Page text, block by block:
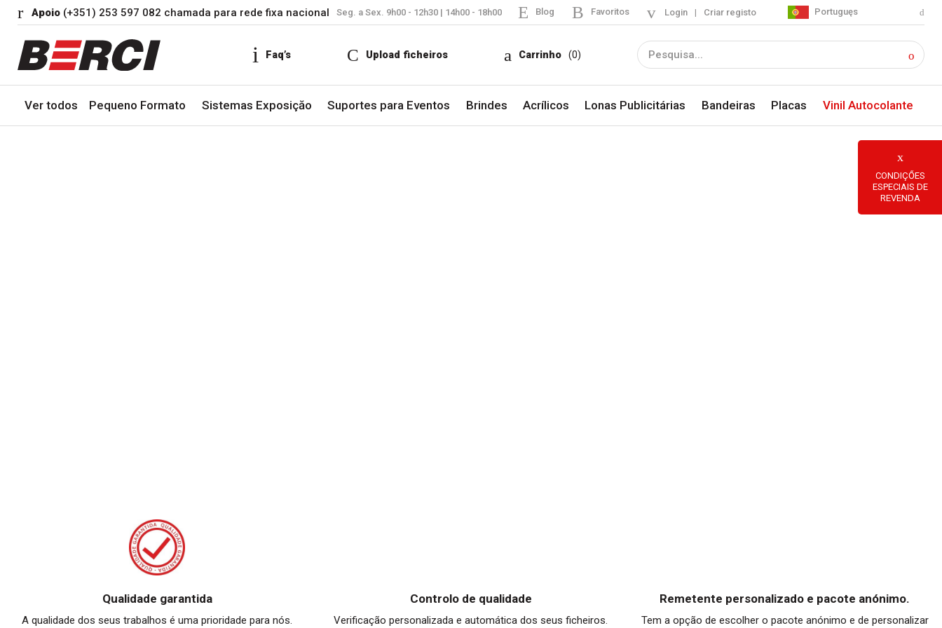
Apoio (+351) 253 597 082 chamada para rede fixa nacional Seg. a Sex. 9h00 - 12h30 | 14h00 - 18h00 Blog Favoritos Login | Criar registo Portuguęs
Faq’s Upload ficheiros Carrinho (0)
Ver todos Pequeno Formato Sistemas Exposiçăo Suportes para Eventos Brindes Acrílicos Lonas Publicitárias Bandeiras Placas Vinil Autocolante
Qualidade garantida
A qualidade dos seus trabalhos é uma prioridade para nós.
Controlo de qualidade
Verificação personalizada e automática dos seus ficheiros.
Remetente personalizado e pacote anónimo.
Tem a opção de escolher o pacote anónimo e de personalizar
CONDIÇŐES
ESPECIAIS DE
REVENDA